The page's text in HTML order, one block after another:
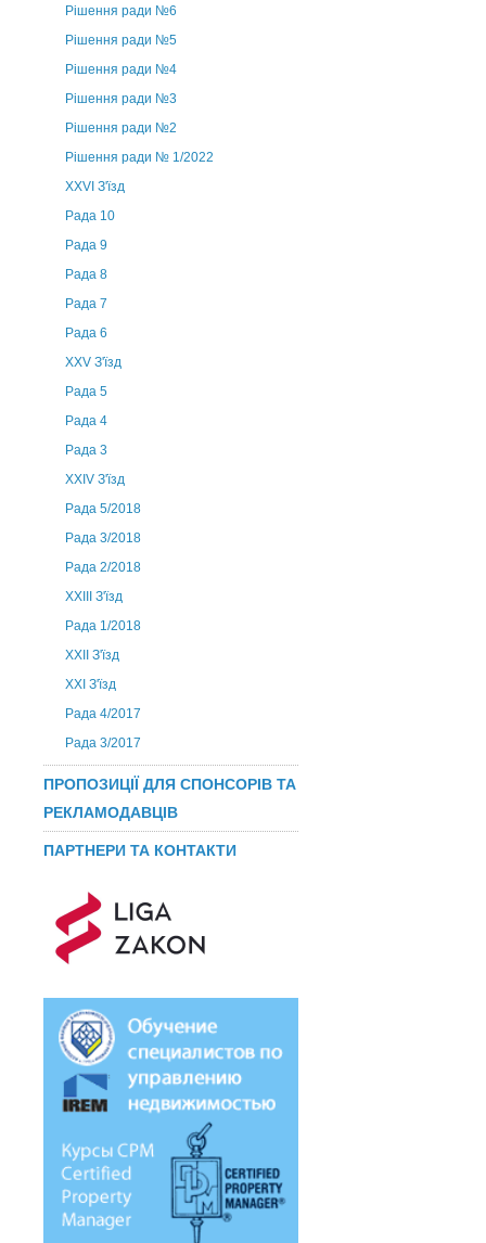
Рішення ради №6
Рішення ради №5
Рішення ради №4
Рішення ради №3
Рішення ради №2
Рішення ради № 1/2022
XXVI З'їзд
Рада 10
Рада 9
Рада 8
Рада 7
Рада 6
XXV З'їзд
Рада 5
Рада 4
Рада 3
ХХIV З'їзд
Рада 5/2018
Рада 3/2018
Рада 2/2018
XXIII З'їзд
Рада 1/2018
ХХІІ З'їзд
XXI З'їзд
Рада 4/2017
Рада 3/2017
ПРОПОЗИЦІЇ ДЛЯ СПОНСОРІВ ТА
РЕКЛАМОДАВЦІВ
ПАРТНЕРИ ТА КОНТАКТИ